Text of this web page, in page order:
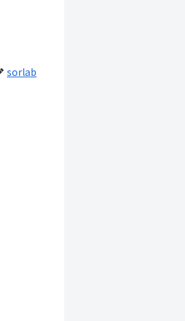
sorlab